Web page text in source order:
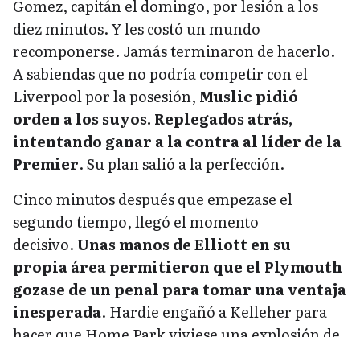
Gomez, capitán el domingo, por lesión a los
diez minutos. Y les costó un mundo
recomponerse. Jamás terminaron de hacerlo.
A sabiendas que no podría competir con el
Liverpool por la posesión, Muslic pidió
orden a los suyos. Replegados atrás,
intentando ganar a la contra al líder de la
Premier. Su plan salió a la perfección.
Cinco minutos después que empezase el
segundo tiempo, llegó el momento
decisivo. Unas manos de Elliott en su
propia área permitieron que el Plymouth
gozase de un penal para tomar una ventaja
inesperada. Hardie engañó a Kelleher para